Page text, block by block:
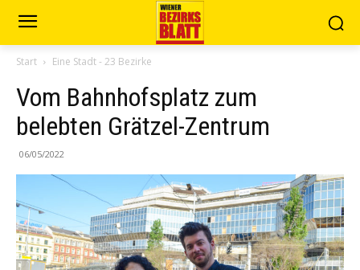
Start Eine Stadt - 23 Bezirke
Vom Bahnhofsplatz zum
belebten Grätzel-Zentrum
06/05/2022